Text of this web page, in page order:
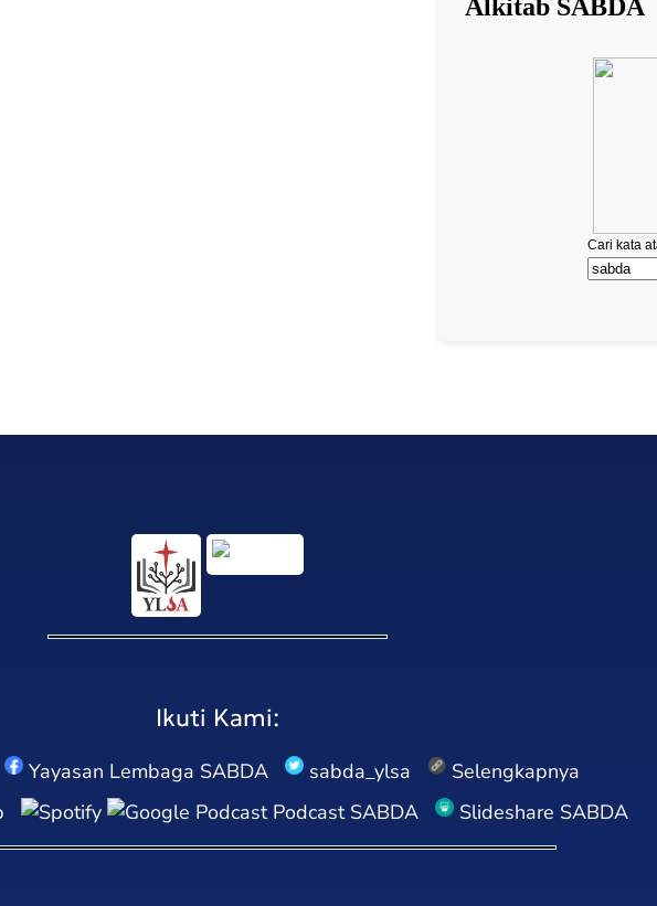
Ikuti Kami:
Yayasan Lembaga SABDA sabda_ylsa
Selengkapnya
Podcast SABDA Slideshare SABDA